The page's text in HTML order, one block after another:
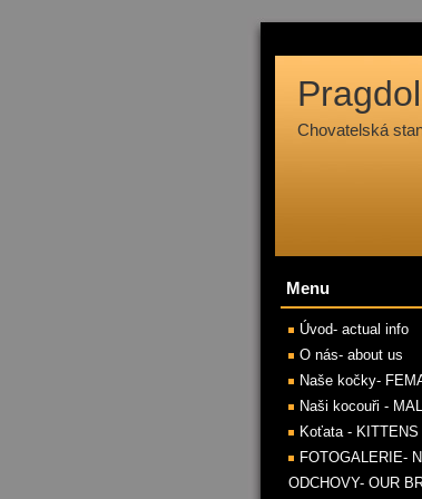
Chovatelská
Menu
Úvod- actual info
O nás- about us
Naše kočky-
Naši kocouři -
Koťata - KITTENS
FOTOGALERIE-
ODCHOVY- OUR